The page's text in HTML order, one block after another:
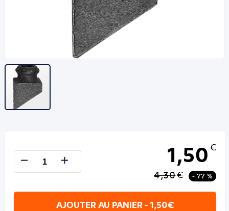
1,50 €
4,30€ - 77 %
AJOUTER AU PANIER - 1,50€